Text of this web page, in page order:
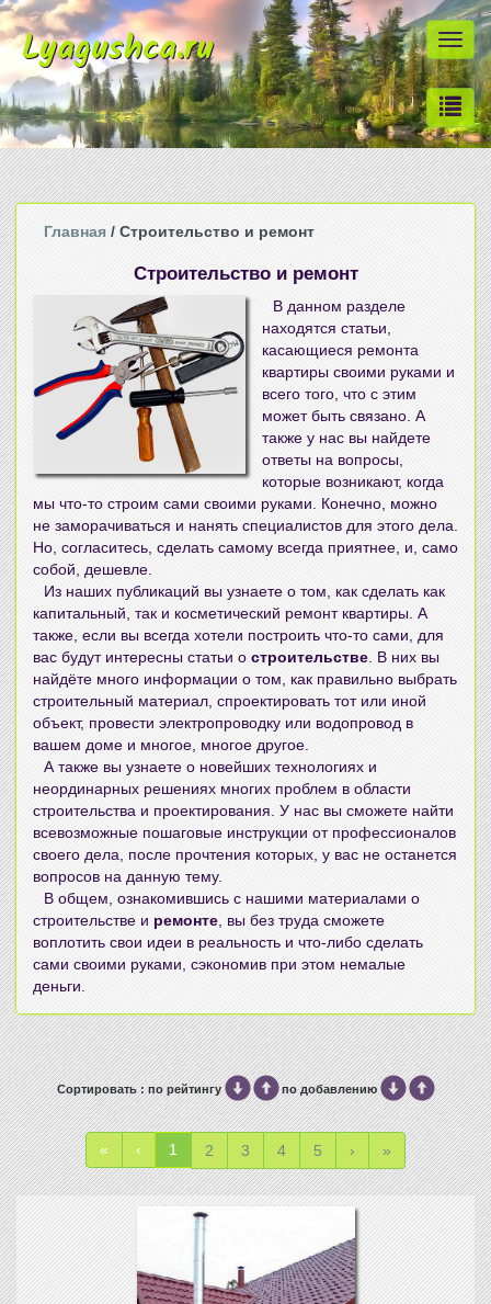
Lyagushca.ru
Главная / Строительство и ремонт
Строительство и ремонт
В данном разделе
находятся статьи,
касающиеся ремонта
квартиры своими руками и
всего того, что с этим
может быть связано. А
также у нас вы найдете
ответы на вопросы,
которые возникают, когда
мы что-то строим сами своими руками . Конечно, можно
не заморачиваться и нанять специалистов для этого дела.
Но, согласитесь, сделать самому всегда приятнее, и, само
собой, дешевле.
Из наших публикаций вы узнаете о том, как сделать как
капитальный, так и косметический ремонт квартиры . А
также, если вы всегда хотели построить что-то сами, для
вас будут интересны статьи о строительстве . В них вы
найдёте много информации о том, как правильно выбрать
строительный материал, спроектировать тот или иной
объект, провести электропроводку или водопровод в
вашем доме и многое, многое другое.
А также вы узнаете о новейших технологиях и
неординарных решениях многих проблем в области
строительства и проектирования. У нас вы сможете найти
всевозможные пошаговые инструкции от профессионалов
своего дела, после прочтения которых, у вас не останется
вопросов на данную тему.
В общем, ознакомившись с нашими материалами о
строительстве и ремонте , вы без труда сможете
воплотить свои идеи в реальность и что-либо сделать
сами своими руками , сэкономив при этом немалые
деньги.
Сортировать : по рейтингу по добавлению
« ‹ 1 2 3 4 5 › »